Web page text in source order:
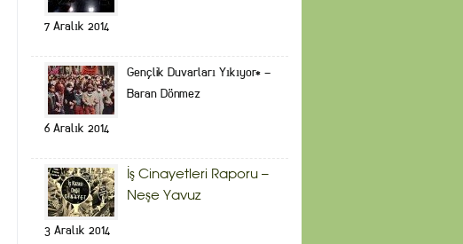
7 Aralık 2014
Gençlik Duvarları Yıkıyor* –
Baran Dönmez
6 Aralık 2014
İş Cinayetleri Raporu –
Neşe Yavuz
3 Aralık 2014